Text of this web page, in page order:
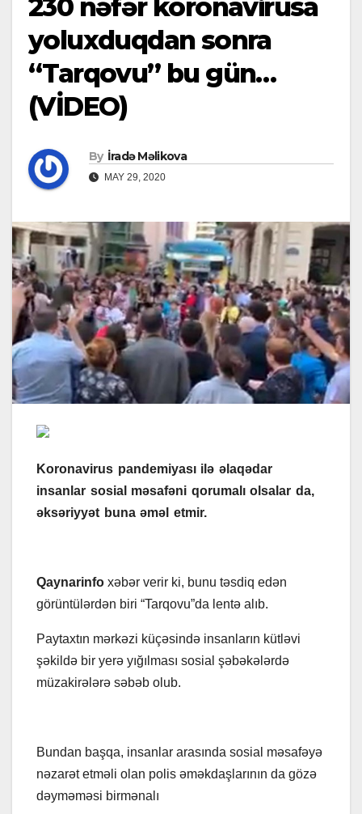
230 nəfər koronavirusa
yoluxduqdan sonra
“Tarqovu” bu gün…
(VİDEO)
By İradə Məlikova
MAY 29, 2020
Koronavirus pandemiyası ilə əlaqədar
insanlar sosial məsafəni qorumalı olsalar da,
əksəriyyət buna əməl etmir.
Qaynarinfo xəbər verir ki, bunu təsdiq edən
görüntülərdən biri “Tarqovu”da lentə alıb.
Paytaxtın mərkəzi küçəsində insanların kütləvi
şəkildə bir yerə yığılması sosial şəbəkələrdə
müzakirələrə səbəb olub.
Bundan başqa, insanlar arasında sosial məsafəyə
nəzarət etməli olan polis əməkdaşlarının da gözə
dəyməməsi birmənalı